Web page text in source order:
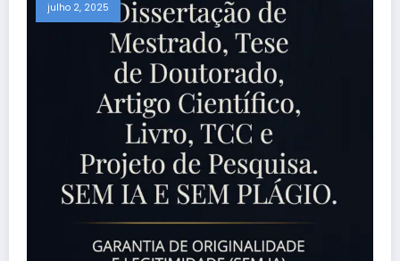
julho 2, 2025